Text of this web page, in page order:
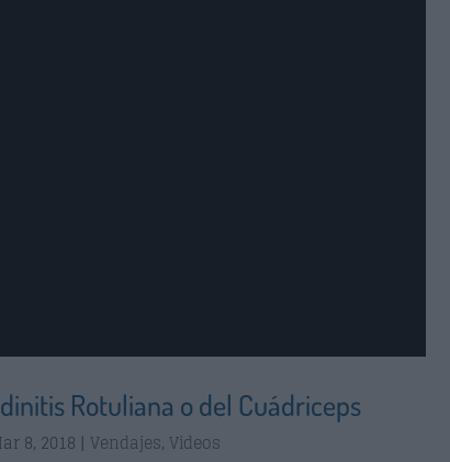
Rotuliana o del Cuádriceps
8, 2018 |Vendajes,Videos